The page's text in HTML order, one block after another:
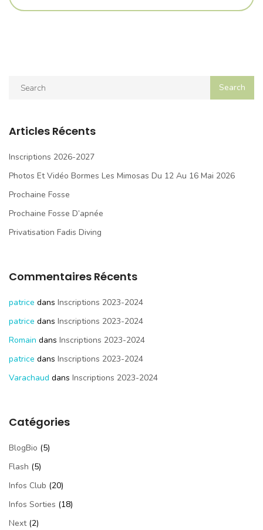
Articles Récents
Inscriptions 2026-2027
Photos Et Vidéo Bormes Les Mimosas Du 12 Au 16 Mai 2026
Prochaine Fosse
Prochaine Fosse D’apnée
Privatisation Fadis Diving
Commentaires Récents
patrice dans Inscriptions 2023-2024
patrice dans Inscriptions 2023-2024
Romain dans Inscriptions 2023-2024
patrice dans Inscriptions 2023-2024
Varachaud dans Inscriptions 2023-2024
Catégories
BlogBio (5)
Flash (5)
Infos Club (20)
Infos Sorties (18)
Next(2)